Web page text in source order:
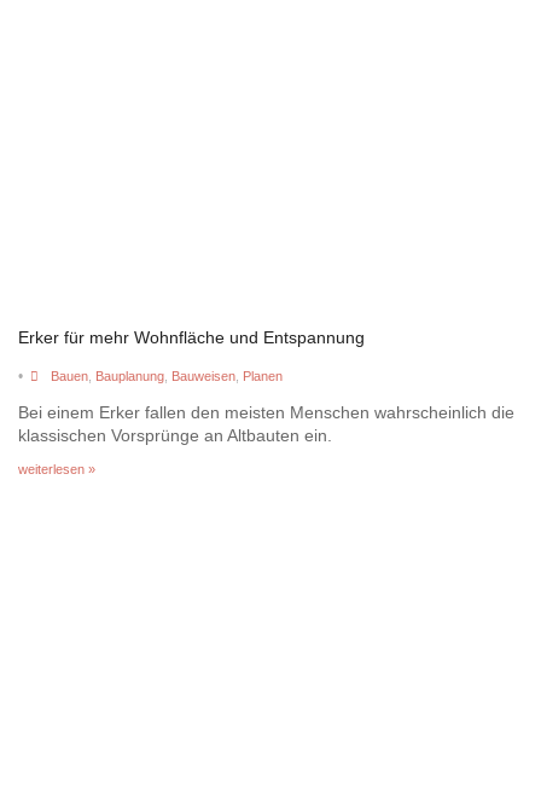
Erker für mehr Wohnfläche und Entspannung
• Bauen, Bauplanung, Bauweisen, Planen
Bei einem Erker fallen den meisten Menschen wahrscheinlich die
klassischen Vorsprünge an Altbauten ein.
weiterlesen »